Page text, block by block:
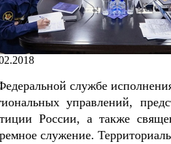
службе
управлений,
России, а также
служение.